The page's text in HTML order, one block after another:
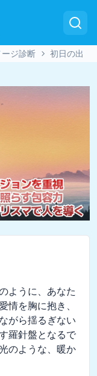
ジ診断 初日の出
ように、あなた
情を胸に抱き、
がら揺るぎない
羅針盤となるで
のような、暖か